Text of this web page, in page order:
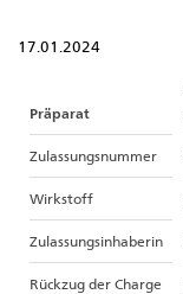
17.01.2024
Präparat
Zulassungsnummer
Wirkstoff
Zulassungsinhaberin
Rückzug der Charge